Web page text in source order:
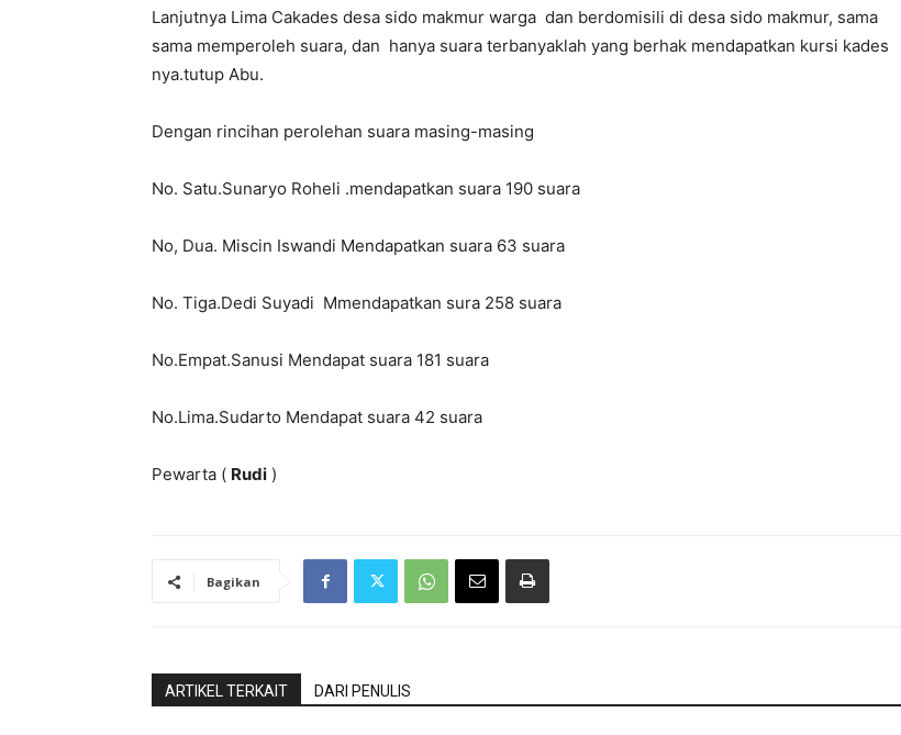
Lanjutnya Lima Cakades desa sido makmur warga dan berdomisili di desa sido makmur, sama
sama memperoleh suara, dan hanya suara terbanyaklah yang berhak mendapatkan kursi kades
nya.tutup Abu.
Dengan rincihan perolehan suara masing-masing
No. Satu.Sunaryo Roheli .mendapatkan suara 190 suara
No, Dua. Miscin Iswandi Mendapatkan suara 63 suara
No. Tiga.Dedi Suyadi Mmendapatkan sura 258 suara
No.Empat.Sanusi Mendapat suara 181 suara
No.Lima.Sudarto Mendapat suara 42 suara
Pewarta ( Rudi )
Bagikan
ARTIKEL TERKAIT DARI PENULIS